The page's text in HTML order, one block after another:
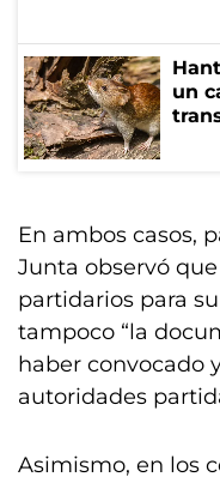
un
En ambos casos,
Junta observó
partidarios para
tampoco “la
haber convocado
autoridades
Asimismo, en los